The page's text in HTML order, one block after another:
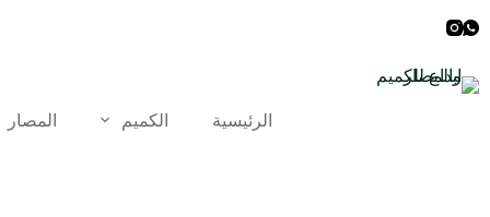
إلى
الرئيسية الكميم المصار